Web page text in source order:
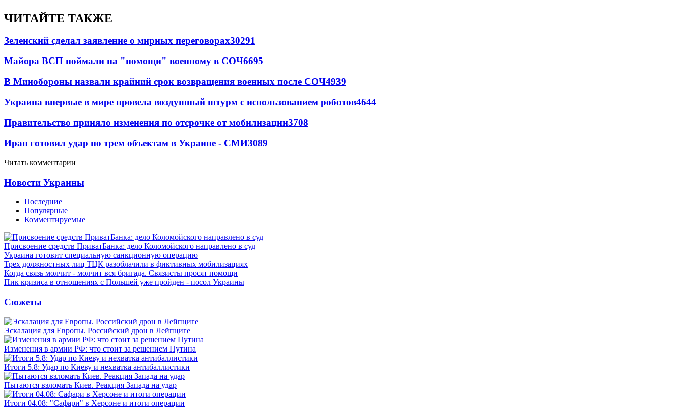
ЧИТАЙТЕ ТАКЖЕ
Зеленский сделал заявление о мирных переговорах30291
Майора ВСП поймали на "помощи" военному в СОЧ6695
В Минобороны назвали крайний срок возвращения военных после СОЧ4939
Украина впервые в мире провела воздушный штурм с использованием роботов4644
Правительство приняло изменения по отсрочке от мобилизации3708
Иран готовил удар по трем объектам в Украине - СМИ3089
Читать комментарии
Новости Украины
Последние
Популярные
Комментируемые
Присвоение средств ПриватБанка: дело Коломойского направлено в суд
Украина готовит специальную санкционную операцию
Трех должностных лиц ТЦК разоблачили в фиктивных мобилизациях
Когда связь молчит - молчит вся бригада. Связисты просят помощи
Пик кризиса в отношениях с Польшей уже пройден - посол Украины
Сюжеты
Эскалация для Европы. Российский дрон в Лейпциге
Изменения в армии РФ: что стоит за решением Путина
Итоги 5.8: Удар по Киеву и нехватка антибаллистики
Пытаются взломать Киев. Реакция Запада на удар
Итоги 04.08: "Сафари" в Херсоне и итоги операции